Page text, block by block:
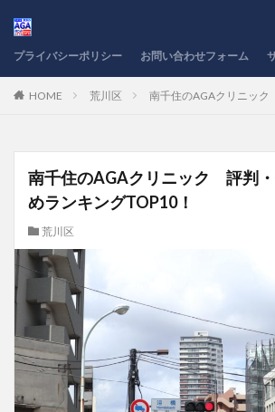
プライバシーポリシー お問い合わせフォーム
HOME 荒川区 南千住のAGAクリニッ
南千住のAGAクリニック 評判
めランキングTOP10！
荒川区